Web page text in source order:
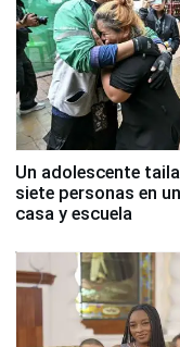
Un adolescente
siete personas en
casa y escuela